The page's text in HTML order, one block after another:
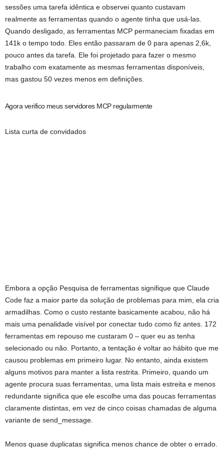
sessões uma tarefa idêntica e observei quanto custavam
realmente as ferramentas quando o agente tinha que usá-las.
Quando desligado, as ferramentas MCP permaneciam fixadas em
141k o tempo todo. Eles então passaram de 0 para apenas 2,6k,
pouco antes da tarefa. Ele foi projetado para fazer o mesmo
trabalho com exatamente as mesmas ferramentas disponíveis,
mas gastou 50 vezes menos em definições.
Agora verifico meus servidores MCP regularmente
Lista curta de convidados
Embora a opção Pesquisa de ferramentas signifique que Claude
Code faz a maior parte da solução de problemas para mim, ela cria
armadilhas. Como o custo restante basicamente acabou, não há
mais uma penalidade visível por conectar tudo como fiz antes. 172
ferramentas em repouso me custaram 0 – quer eu as tenha
selecionado ou não. Portanto, a tentação é voltar ao hábito que me
causou problemas em primeiro lugar. No entanto, ainda existem
alguns motivos para manter a lista restrita. Primeiro, quando um
agente procura suas ferramentas, uma lista mais estreita e menos
redundante significa que ele escolhe uma das poucas ferramentas
claramente distintas, em vez de cinco coisas chamadas de alguma
variante de send_message.
Menos quase duplicatas significa menos chance de obter o errado.